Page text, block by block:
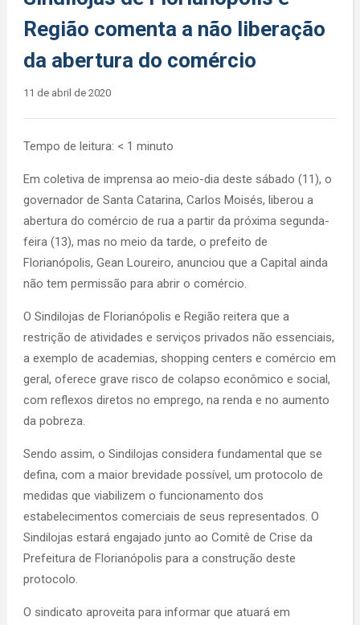
Região comenta a não liberação
da abertura do comércio
11 de abril de 2020
Tempo de leitura: < 1 minuto
Em coletiva de imprensa ao meio-dia deste sábado (11), o
governador de Santa Catarina, Carlos Moisés, liberou a
abertura do comércio de rua a partir da próxima segunda-
feira (13), mas no meio da tarde, o prefeito de
Florianópolis, Gean Loureiro, anunciou que a Capital ainda
não tem permissão para abrir o comércio.
O Sindilojas de Florianópolis e Região reitera que a
restrição de atividades e serviços privados não essenciais,
a exemplo de academias, shopping centers e comércio em
geral, oferece grave risco de colapso econômico e social,
com reflexos diretos no emprego, na renda e no aumento
da pobreza.
Sendo assim, o Sindilojas considera fundamental que se
defina, com a maior brevidade possível, um protocolo de
medidas que viabilizem o funcionamento dos
estabelecimentos comerciais de seus representados. O
Sindilojas estará engajado junto ao Comitê de Crise da
Prefeitura de Florianópolis para a construção deste
protocolo.
O sindicato aproveita para informar que atuará em